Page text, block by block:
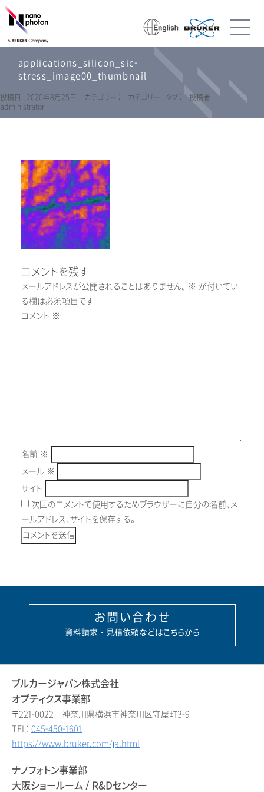
applications_silicon_sic-
stress_image00_thumbnail
投稿日 : 2020年8月25日 カテゴリー : カテゴリー : タグ :
投稿者 :
administrator
コメントを残す
メールアドレスが公開されることはありません。 ※ が付いてい
る欄は必須項目です
コメント ※
名前 ※
メール ※
サイト
次回のコメントで使用するためブラウザーに自分の名前、メ
ールアドレス、サイトを保存する。
お問い合わせ
資料請求・見積依頼などはこちらから
ブルカージャパン株式会社
オプティクス事業部
〒221-0022 神奈川県横浜市神奈川区守屋町3-9
TEL: 045-450-1601
https://www.bruker.com/ja.html
ナノフォトン事業部
大阪ショールーム / R&Dセンター